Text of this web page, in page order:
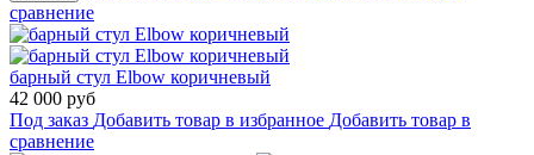
сравнение
барный стул Elbow коричневый
42 000 руб
Под заказ Добавить товар в избранное Добавить товар в
сравнение